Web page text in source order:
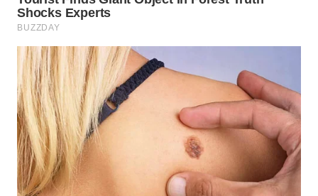
WN
CIANJUR
WN
KEPULAUAN
SERIBU
WN
TANGERANG